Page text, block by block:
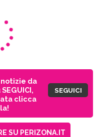
da
clicca
SEGUICI
SU PERIZONA.IT